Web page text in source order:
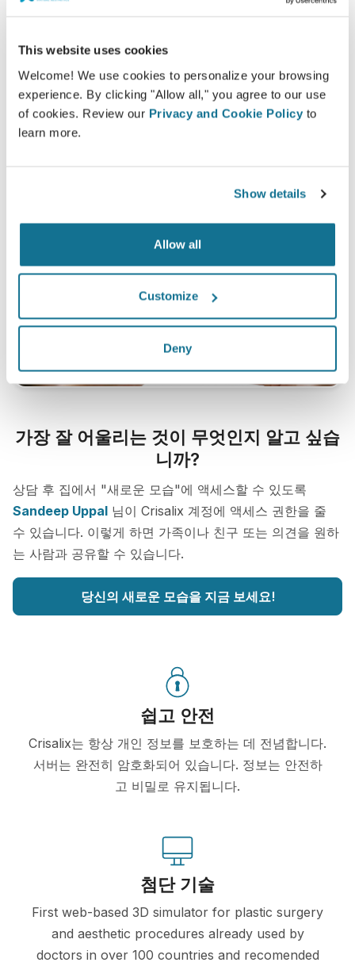
This website uses cookies
Welcome! We use cookies to personalize your browsing
experience. By clicking "Allow all," you agree to our use
of cookies. Review our Privacy and Cookie Policy to
learn more.
Show details
Allow all
Customize
Deny
션을 보고 나서 수술한 것에 대해 만족하거나 아주 만
*2010년 5월과 2011년 9월 사이 스위스에서 가슴 확대술 받은 환자
의 온라인 조사.
가장 잘 어울리는 것이 무엇인지 알고 싶습
니까?
상담 후 집에서 "새로운 모습"에 액세스할 수 있도록
Sandeep Uppal 님이 Crisalix 계정에 액세스 권한을 줄
수 있습니다. 이렇게 하면 가족이나 친구 또는 의견을 원하
는 사람과 공유할 수 있습니다.
당신의 새로운 모습을 지금 보세요!
쉽고 안전
Crisalix는 항상 개인 정보를 보호하는 데 전념합니다.
서버는 완전히 암호화되어 있습니다. 정보는 안전하
고 비밀로 유지됩니다.
첨단 기술
First web-based 3D simulator for plastic surgery
and aesthetic procedures already used by
doctors in over 100 countries and recomended